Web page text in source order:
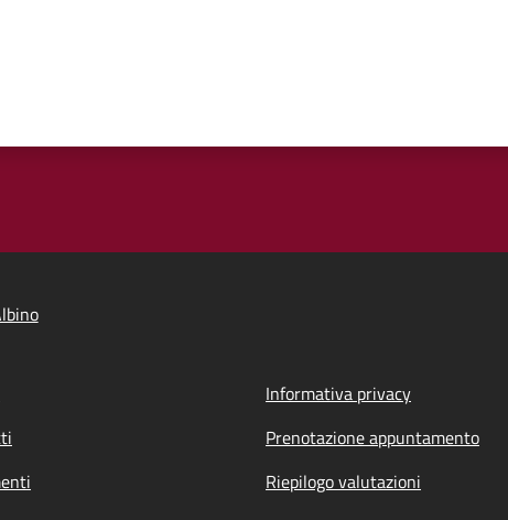
Informativa privacy
Prenotazione appuntamento
Riepilogo valutazioni